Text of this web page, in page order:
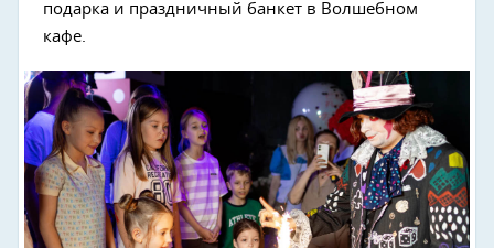
подарка и праздничный банкет в Волшебном
кафе.